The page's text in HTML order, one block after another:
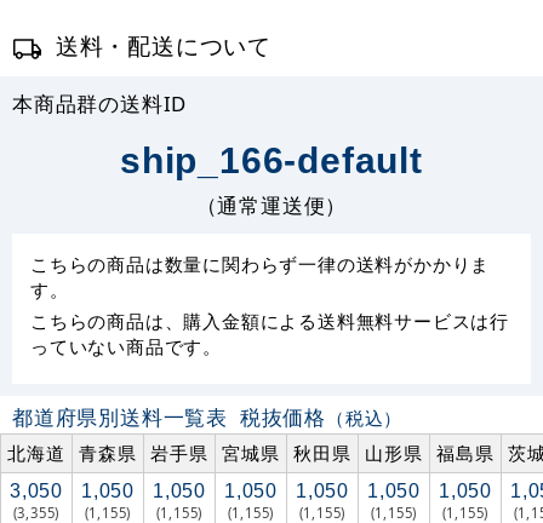
送料・配送について
本商品群の送料ID
ship_166-default
（通常運送便）
こちらの商品は数量に関わらず一律の送料がかかりま
す。
こちらの商品は、購入金額による送料無料サービスは行
っていない商品です。
都道府県別送料一覧表 税抜価格 （税込）
北海道
青森県 岩手県 宮城県 秋田県 山形県 福島県 茨
3,050
(3,355)
1,050
(1,155)
1,050
(1,155)
1,050
(1,155)
1,050
(1,155)
1,050
(1,155)
1,050
(1,155)